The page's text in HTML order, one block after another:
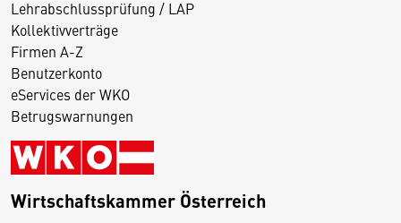
Lehrabschlussprüfung / LAP
Kollektivverträge
Firmen A-Z
Benutzerkonto
eServices der WKO
Betrugswarnungen
Wirtschaftskammer Österreich